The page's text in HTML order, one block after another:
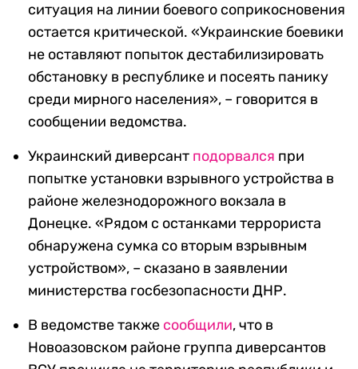
ситуация на линии боевого соприкосновения
остается критической. «Украинские боевики
не оставляют попыток дестабилизировать
обстановку в республике и посеять панику
среди мирного населения», – говорится в
сообщении ведомства.
Украинский диверсант подорвался при
попытке установки взрывного устройства в
районе железнодорожного вокзала в
Донецке. «Рядом с останками террориста
обнаружена сумка со вторым взрывным
устройством», – сказано в заявлении
министерства госбезопасности ДНР.
В ведомстве также сообщили, что в
Новоазовском районе группа диверсантов